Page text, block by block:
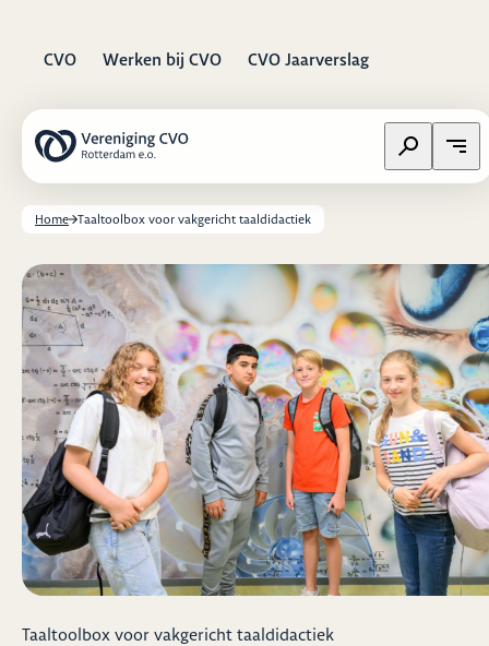
CVO Werken bij CVO CVO Jaarverslag
Zoeken op
Home Taaltoolbox voor vakgericht taaldidactiek
Taaltoolbox voor vakgericht taaldidactiek